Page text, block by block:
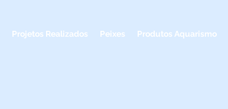
Projetos Realizados Peixes Produtos Aquarismo